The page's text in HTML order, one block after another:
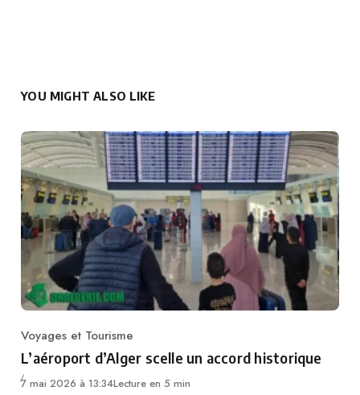
YOU MIGHT ALSO LIKE
Category
Voyages et Tourisme
L’aéroport d’Alger scelle un accord historique
7 mai 2026 à 13:34Lecture en 5 min